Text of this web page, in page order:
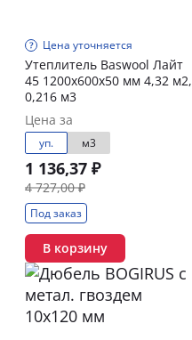
Цена уточняется
Утеплитель Baswool Лайт
45 1200х600х50 мм 4,32 м2,
0,216 м3
Цена за
уп. м3
1 136,37 ₽
4 727,00 ₽
Под заказ
В корзину